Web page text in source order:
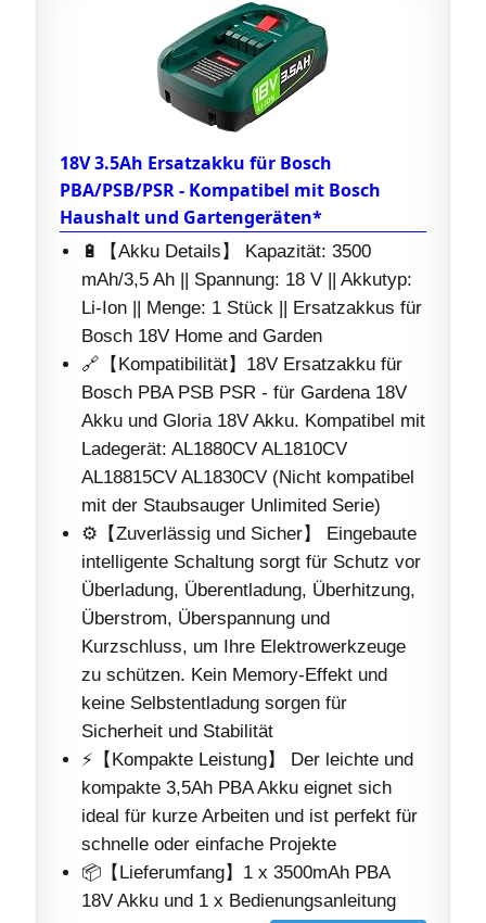
18V 3.5Ah Ersatzakku für Bosch
PBA/PSB/PSR - Kompatibel mit Bosch
Haushalt und Gartengeräten*
🔋【Akku Details】 Kapazität: 3500
mAh/3,5 Ah || Spannung: 18 V || Akkutyp:
Li-Ion || Menge: 1 Stück || Ersatzakkus für
Bosch 18V Home and Garden
🔗【Kompatibilität】18V Ersatzakku für
Bosch PBA PSB PSR - für Gardena 18V
Akku und Gloria 18V Akku. Kompatibel mit
Ladegerät: AL1880CV AL1810CV
AL18815CV AL1830CV (Nicht kompatibel
mit der Staubsauger Unlimited Serie)
⚙️【Zuverlässig und Sicher】 Eingebaute
intelligente Schaltung sorgt für Schutz vor
Überladung, Überentladung, Überhitzung,
Überstrom, Überspannung und
Kurzschluss, um Ihre Elektrowerkzeuge
zu schützen. Kein Memory-Effekt und
keine Selbstentladung sorgen für
Sicherheit und Stabilität
⚡【Kompakte Leistung】 Der leichte und
kompakte 3,5Ah PBA Akku eignet sich
ideal für kurze Arbeiten und ist perfekt für
schnelle oder einfache Projekte
📦【Lieferumfang】1 x 3500mAh PBA
18V Akku und 1 x Bedienungsanleitung